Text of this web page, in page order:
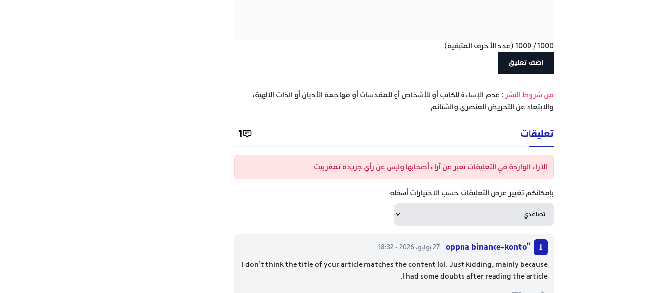
1000
/
1000 (عدد الأحرف المتبقية)
‫من شروط النشر : عدم الإساءة للكاتب أو للأشخاص أو للمقدسات أو مهاجمة الأديان أو الذات الإلهية،
والابتعاد عن التحريض العنصري والشتائم.
تعليقات 1
الآراء الواردة في التعليقات تعبر عن آراء أصحابها وليس عن رأي جريدة تمغربيت
بإمكانكم تغيير عرض التعليقات حسب الاختيارات أسفله
"oppna binance-konto 27 يوليو، 2026 - 18:32
I don’t think the title of your article matches the content lol. Just kidding, mainly because
I had some doubts after reading the article.